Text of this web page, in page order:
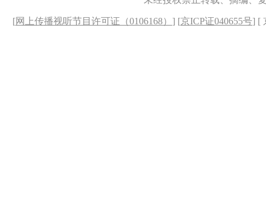
[网上传播视听节目许可证（0106168） ] [京ICP证040655号] [